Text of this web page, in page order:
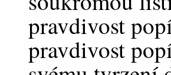
pravdivost
pravdivost